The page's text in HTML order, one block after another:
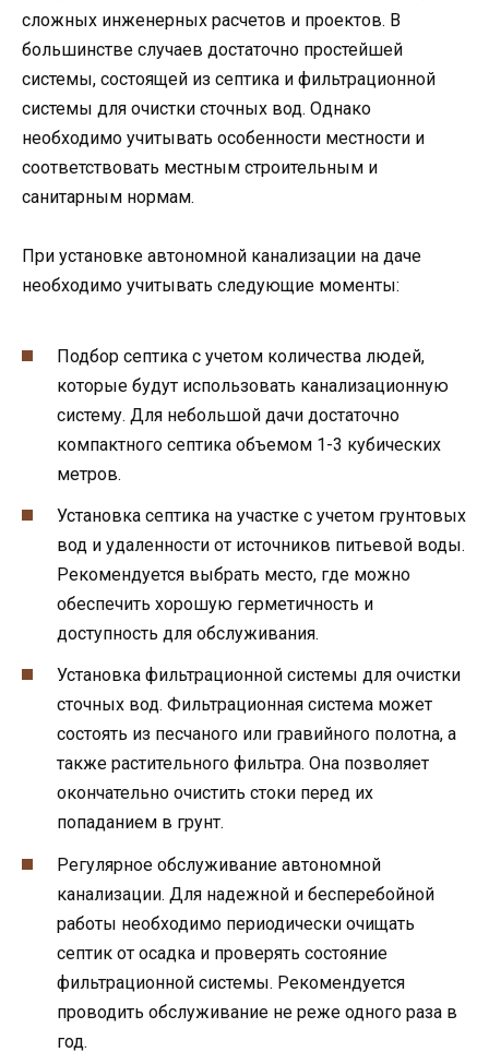
сложных инженерных расчетов и проектов. В
большинстве случаев достаточно простейшей
системы, состоящей из септика и фильтрационной
системы для очистки сточных вод. Однако
необходимо учитывать особенности местности и
соответствовать местным строительным и
санитарным нормам.
При установке автономной канализации на даче
необходимо учитывать следующие моменты:
Подбор септика с учетом количества людей,
которые будут использовать канализационную
систему. Для небольшой дачи достаточно
компактного септика объемом 1-3 кубических
метров.
Установка септика на участке с учетом грунтовых
вод и удаленности от источников питьевой воды.
Рекомендуется выбрать место, где можно
обеспечить хорошую герметичность и
доступность для обслуживания.
Установка фильтрационной системы для очистки
сточных вод. Фильтрационная система может
состоять из песчаного или гравийного полотна, а
также растительного фильтра. Она позволяет
окончательно очистить стоки перед их
попаданием в грунт.
Регулярное обслуживание автономной
канализации. Для надежной и бесперебойной
работы необходимо периодически очищать
септик от осадка и проверять состояние
фильтрационной системы. Рекомендуется
проводить обслуживание не реже одного раза в
год.